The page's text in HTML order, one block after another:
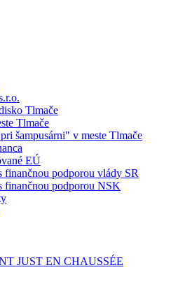
Tlmače
Tlmače
šampusárni" v meste Tlmače
EÚ
finančnou podporou vlády SR
finančnou podporou NSK
JUST EN CHAUSSÉE